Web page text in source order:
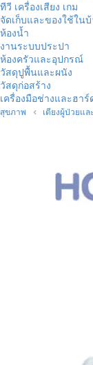
ทีวี เครื่องเสียง เกม
จัดเก็บและของใช้ใน
ห้องน้ำ
งานระบบประปา
ห้องครัวและอุปกรณ์
วัสดุปูพื้นและผนัง
วัสดุก่อสร้าง
เครื่องมือช่างและฮาร์
สุขภาพ เตียงผู้ป่วยแล